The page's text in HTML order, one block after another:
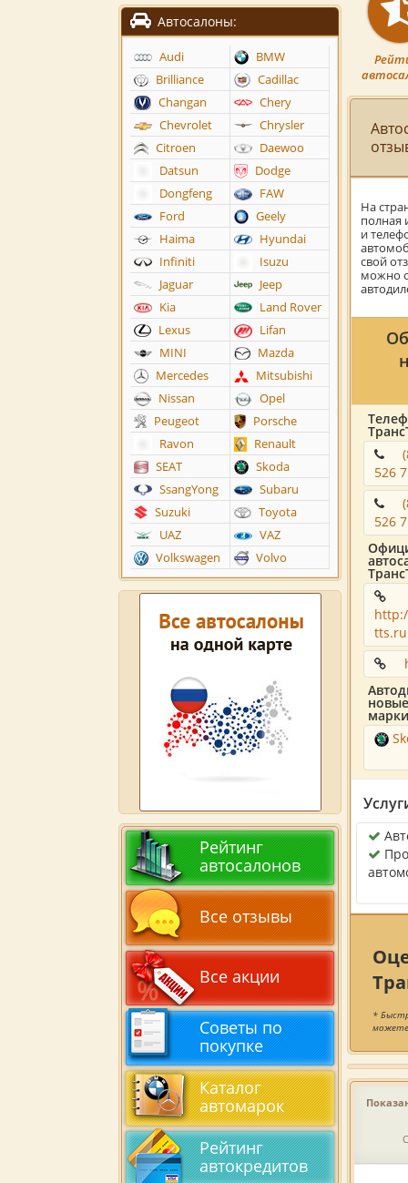
На
полная
и
свой
можно
526
526
tts.ru
*
можете
Автосалоны:
Audi
BMW
Brilliance
Cadillac
Changan
Chery
Chevrolet
Chrysler
Citroen
Daewoo
Datsun
Dodge
Dongfeng
FAW
Ford
Geely
Haima
Hyundai
Infiniti
Isuzu
Jaguar
Jeep
Kia
Land Rover
Lexus
Lifan
MINI
Mazda
Mercedes
Mitsubishi
Nissan
Opel
Peugeot
Porsche
Ravon
Renault
SEAT
Skoda
SsangYong
Subaru
Suzuki
Toyota
UAZ
VAZ
Volkswagen
Volvo
Рейтинг
автосалонов
Все отзывы
Все акции
Советы по
покупке
Каталог
автомарок
Рейтинг
автокредитов